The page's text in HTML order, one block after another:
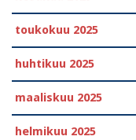
toukokuu 2025
huhtikuu 2025
maaliskuu 2025
helmikuu 2025